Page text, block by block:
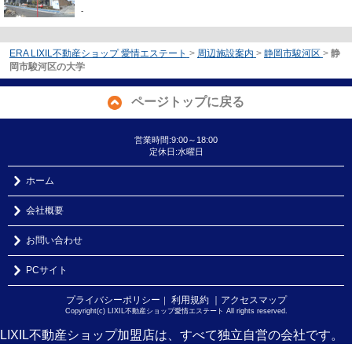
-
ERA LIXIL不動産ショップ 愛情エステート > 周辺施設案内 > 静岡市駿河区 > 静
岡市駿河区の大学
ページトップに戻る
営業時間:9:00～18:00
定休日:水曜日
ホーム
会社概要
お問い合わせ
PCサイト
プライバシーポリシー ｜ 利用規約 ｜アクセスマップ
Copyright(c) LIXIL不動産ショップ愛情エステート All rights reserved.
LIXIL不動産ショップ加盟店は、すべて独立自営の会社です。